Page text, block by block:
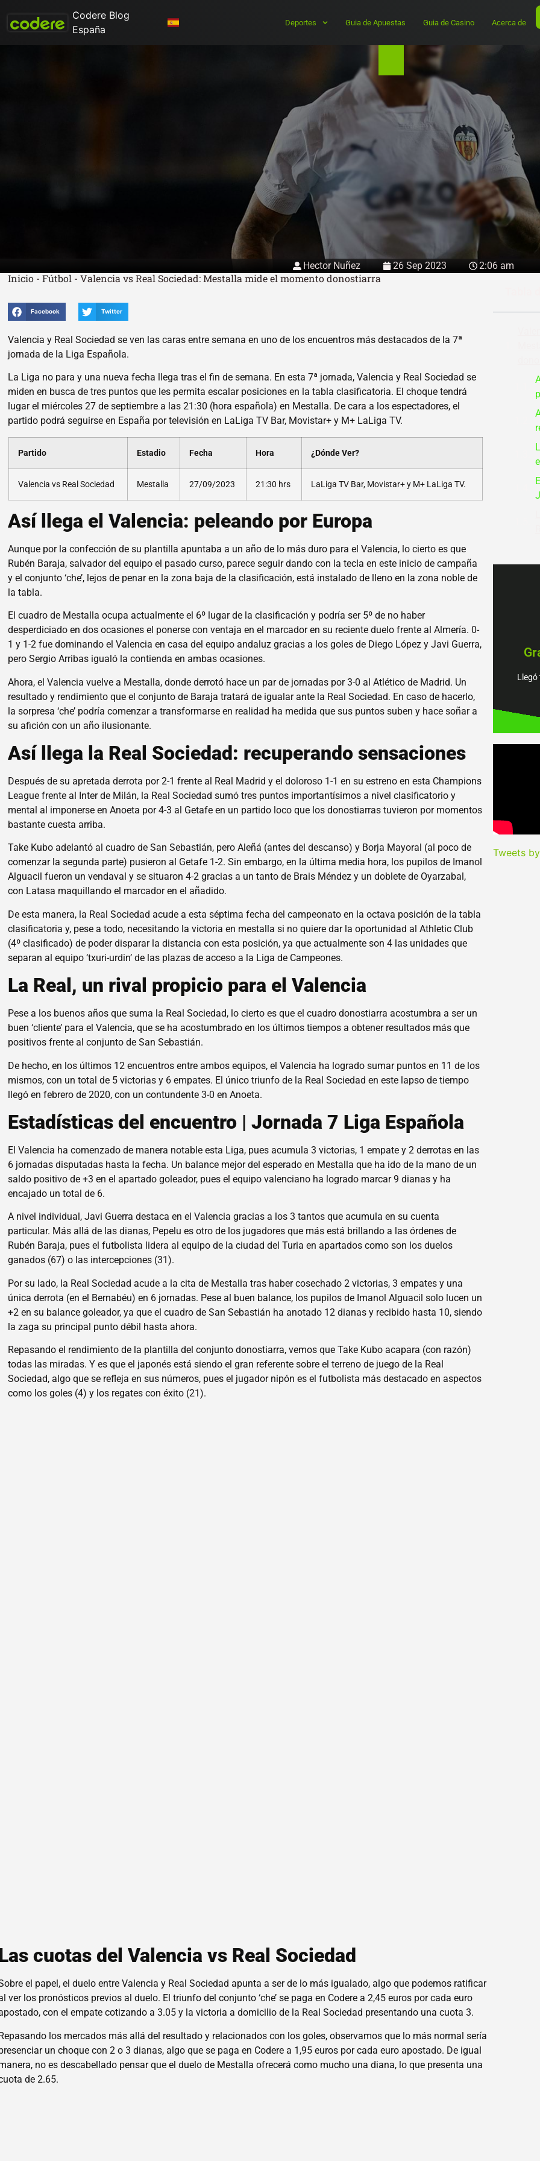
Codere Blog
España
Deportes Guia de Apuestas Guia de Casino Acerca de
Hector Nuñez 26 Sep 2023 2:06 am
Inicio - Fútbol - Valencia vs Real Sociedad: Mestalla mide el momento donostiarra
Facebook Twitter
Valencia y Real Sociedad se ven las caras entre semana en uno de los encuentros más destacados de la 7ª
jornada de la Liga Española.
La Liga no para y una nueva fecha llega tras el fin de semana. En esta 7ª jornada, Valencia y Real Sociedad se
miden en busca de tres puntos que les permita escalar posiciones en la tabla clasificatoria. El choque tendrá
lugar el miércoles 27 de septiembre a las 21:30 (hora española) en Mestalla. De cara a los espectadores, el
partido podrá seguirse en España por televisión en LaLiga TV Bar, Movistar+ y M+ LaLiga TV.
Partido Estadio Fecha Hora ¿Dónde Ver?
Valencia vs Real Sociedad Mestalla 27/09/2023 21:30 hrs LaLiga TV Bar, Movistar+ y M+ LaLiga TV.
Así llega el Valencia: peleando por Europa
Aunque por la confección de su plantilla apuntaba a un año de lo más duro para el Valencia, lo cierto es que
Rubén Baraja, salvador del equipo el pasado curso, parece seguir dando con la tecla en este inicio de campaña
y el conjunto ‘che’, lejos de penar en la zona baja de la clasificación, está instalado de lleno en la zona noble de
la tabla.
El cuadro de Mestalla ocupa actualmente el 6º lugar de la clasificación y podría ser 5º de no haber
desperdiciado en dos ocasiones el ponerse con ventaja en el marcador en su reciente duelo frente al Almería. 0-
1 y 1-2 fue dominando el Valencia en casa del equipo andaluz gracias a los goles de Diego López y Javi Guerra,
pero Sergio Arribas igualó la contienda en ambas ocasiones.
Ahora, el Valencia vuelve a Mestalla, donde derrotó hace un par de jornadas por 3-0 al Atlético de Madrid. Un
resultado y rendimiento que el conjunto de Baraja tratará de igualar ante la Real Sociedad. En caso de hacerlo,
la sorpresa ‘che’ podría comenzar a transformarse en realidad ha medida que sus puntos suben y hace soñar a
su afición con un año ilusionante.
Así llega la Real Sociedad: recuperando sensaciones
Después de su apretada derrota por 2-1 frente al Real Madrid y el doloroso 1-1 en su estreno en esta Champions
League frente al Inter de Milán, la Real Sociedad sumó tres puntos importantísimos a nivel clasificatorio y
mental al imponerse en Anoeta por 4-3 al Getafe en un partido loco que los donostiarras tuvieron por momentos
bastante cuesta arriba.
Take Kubo adelantó al cuadro de San Sebastián, pero Aleñá (antes del descanso) y Borja Mayoral (al poco de
comenzar la segunda parte) pusieron al Getafe 1-2. Sin embargo, en la última media hora, los pupilos de Imanol
Alguacil fueron un vendaval y se situaron 4-2 gracias a un tanto de Brais Méndez y un doblete de Oyarzabal,
con Latasa maquillando el marcador en el añadido.
De esta manera, la Real Sociedad acude a esta séptima fecha del campeonato en la octava posición de la tabla
clasificatoria y, pese a todo, necesitando la victoria en mestalla si no quiere dar la oportunidad al Athletic Club
(4º clasificado) de poder disparar la distancia con esta posición, ya que actualmente son 4 las unidades que
separan al equipo ‘txuri-urdin’ de las plazas de acceso a la Liga de Campeones.
La Real, un rival propicio para el Valencia
Pese a los buenos años que suma la Real Sociedad, lo cierto es que el cuadro donostiarra acostumbra a ser un
buen ‘cliente’ para el Valencia, que se ha acostumbrado en los últimos tiempos a obtener resultados más que
positivos frente al conjunto de San Sebastián.
De hecho, en los últimos 12 encuentros entre ambos equipos, el Valencia ha logrado sumar puntos en 11 de los
mismos, con un total de 5 victorias y 6 empates. El único triunfo de la Real Sociedad en este lapso de tiempo
llegó en febrero de 2020, con un contundente 3-0 en Anoeta.
Estadísticas del encuentro | Jornada 7 Liga Española
El Valencia ha comenzado de manera notable esta Liga, pues acumula 3 victorias, 1 empate y 2 derrotas en las
6 jornadas disputadas hasta la fecha. Un balance mejor del esperado en Mestalla que ha ido de la mano de un
saldo positivo de +3 en el apartado goleador, pues el equipo valenciano ha logrado marcar 9 dianas y ha
encajado un total de 6.
A nivel individual, Javi Guerra destaca en el Valencia gracias a los 3 tantos que acumula en su cuenta
particular. Más allá de las dianas, Pepelu es otro de los jugadores que más está brillando a las órdenes de
Rubén Baraja, pues el futbolista lidera al equipo de la ciudad del Turia en apartados como son los duelos
ganados (67) o las intercepciones (31).
Por su lado, la Real Sociedad acude a la cita de Mestalla tras haber cosechado 2 victorias, 3 empates y una
única derrota (en el Bernabéu) en 6 jornadas. Pese al buen balance, los pupilos de Imanol Alguacil solo lucen un
+2 en su balance goleador, ya que el cuadro de San Sebastián ha anotado 12 dianas y recibido hasta 10, siendo
la zaga su principal punto débil hasta ahora.
Repasando el rendimiento de la plantilla del conjunto donostiarra, vemos que Take Kubo acapara (con razón)
todas las miradas. Y es que el japonés está siendo el gran referente sobre el terreno de juego de la Real
Sociedad, algo que se refleja en sus números, pues el jugador nipón es el futbolista más destacado en aspectos
como los goles (4) y los regates con éxito (21).
cuotas del Valencia vs Real Sociedad
el papel, el duelo entre Valencia y Real Sociedad apunta a ser de lo más igualado, algo que podemos ratificar
ver los pronósticos previos al duelo. El triunfo del conjunto ‘che’ se paga en Codere a 2,45 euros por cada euro
con el empate cotizando a 3.05 y la victoria a domicilio de la Real Sociedad presentando una cuota 3.
los mercados más allá del resultado y relacionados con los goles, observamos que lo más normal sería
un choque con 2 o 3 dianas, algo que se paga en Codere a 1,95 euros por cada euro apostado. De igual
no es descabellado pensar que el duelo de Mestalla ofrecerá como mucho una diana, lo que presenta una
de 2.65.
Llegó
Tweets